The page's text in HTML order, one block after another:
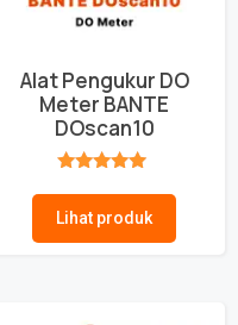
Alat Pengukur DO
Meter BANTE
DOscan10
Lihat produk